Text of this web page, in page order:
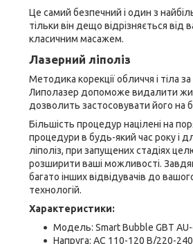
Це самий безпечний і один з
тільки він дещо відрізняється
класичним масажем.
Лазерний ліполіз
Методика корекції обличчя і тіла
Липолазер допоможе видалити
дозволить застосовувати його на
Більшість процедур націлені на
процедури в будь-який час року і
ліполіз, при запущених стадіях
розширити ваші можливості.
багато інших відвідувачів до
технологій.
Характеристики:
Модель: Smart Bubble GBT
Напруга: AC 110-120 В/220-